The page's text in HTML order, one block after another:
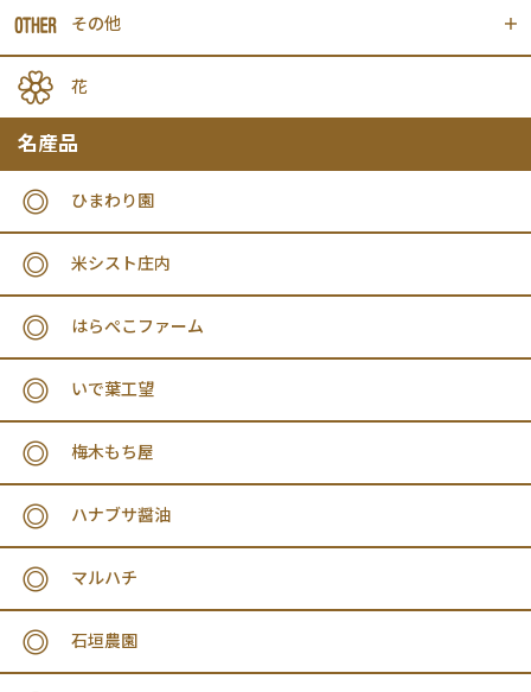
その他
花
名産品
ひまわり園
米シスト庄内
はらぺこファーム
いで葉工望
梅木もち屋
ハナブサ醤油
マルハチ
石垣農園